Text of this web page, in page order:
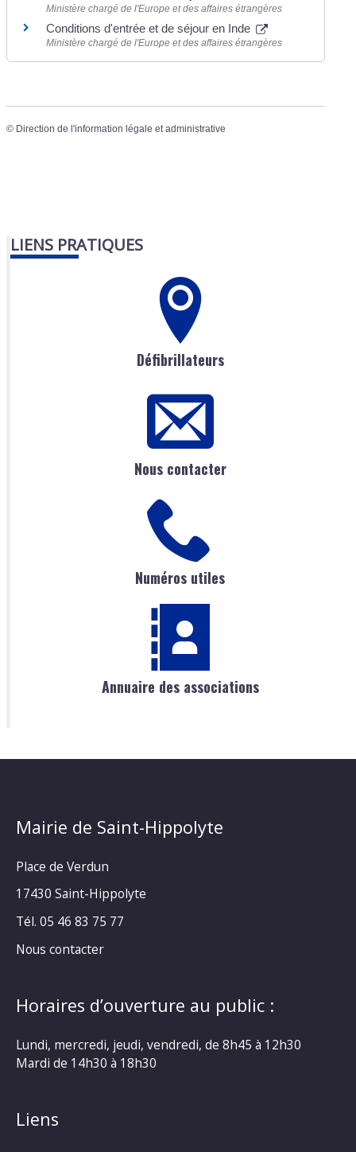
Ministère chargé de l'Europe et des affaires étrangères
Conditions d'entrée et de séjour en Inde
Ministère chargé de l'Europe et des affaires étrangères
© Direction de l'information légale et administrative
LIENS PRATIQUES
Défibrillateurs
Nous contacter
Numéros utiles
Annuaire des associations
Mairie de Saint-Hippolyte
Place de Verdun
17430 Saint-Hippolyte
Tél. 05 46 83 75 77
Nous contacter
Horaires d’ouverture au public :
Lundi, mercredi, jeudi, vendredi, de 8h45 à 12h30
Mardi de 14h30 à 18h30
Liens